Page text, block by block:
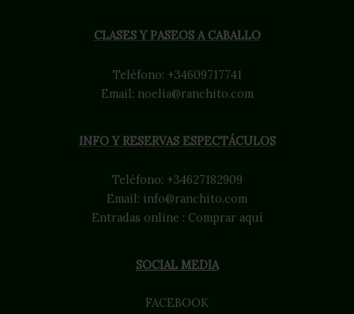
CLASES Y PASEOS A CABALLO
Teléfono: +34609717741
Email: noelia@ranchito.com
INFO Y RESERVAS ESPECTÁCULOS
Teléfono: +34627182909
Email: info@ranchito.com
Entradas online : Comprar aquí
SOCIAL MEDIA
FACEBOOK